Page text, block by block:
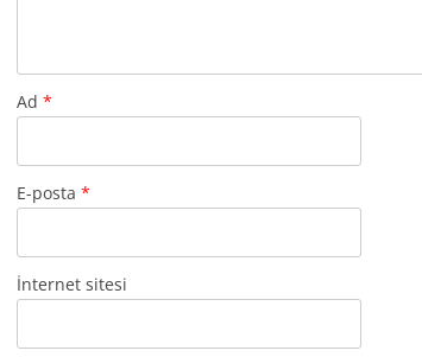
Ad *
E-posta *
İnternet sitesi